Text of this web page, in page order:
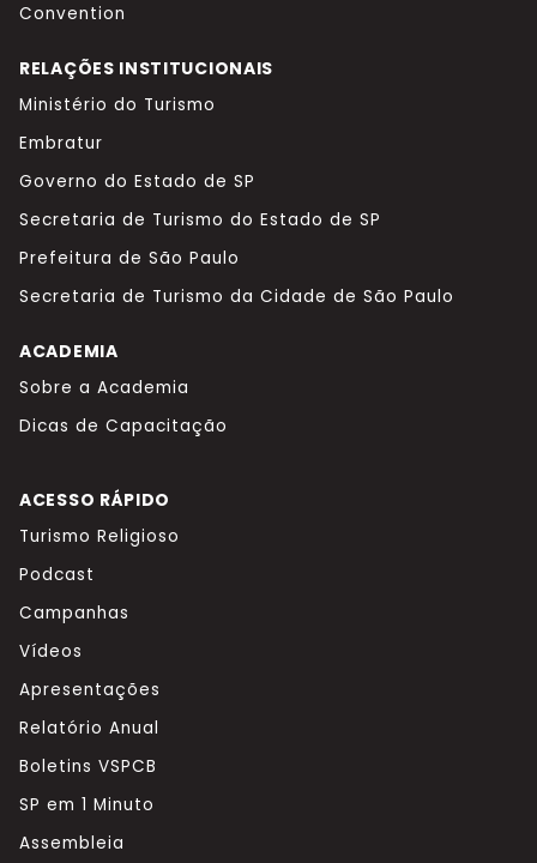
Convention
RELAÇÕES INSTITUCIONAIS
Ministério do Turismo
Embratur
Governo do Estado de SP
Secretaria de Turismo do Estado de SP
Prefeitura de São Paulo
Secretaria de Turismo da Cidade de São Paulo
ACADEMIA
Sobre a Academia
Dicas de Capacitação
ACESSO RÁPIDO
Turismo Religioso
Podcast
Campanhas
Vídeos
Apresentações
Relatório Anual
Boletins VSPCB
SP em 1 Minuto
Assembleia